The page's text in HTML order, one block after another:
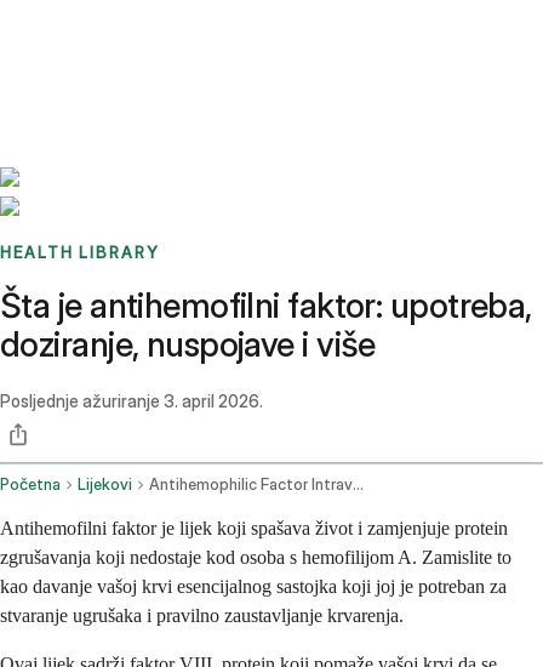
HEALTH LIBRARY
Šta je antihemofilni faktor: upotreba,
doziranje, nuspojave i više
Posljednje ažuriranje 3. april 2026.
Početna Lijekovi Antihemophilic Factor Intravenous Route
Antihemofilni faktor je lijek koji spašava život i zamjenjuje protein
zgrušavanja koji nedostaje kod osoba s hemofilijom A. Zamislite to
kao davanje vašoj krvi esencijalnog sastojka koji joj je potreban za
stvaranje ugrušaka i pravilno zaustavljanje krvarenja.